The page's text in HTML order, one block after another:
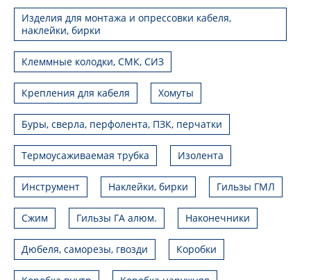
Изделия для монтажа и опрессовки кабеля,
наклейки, бирки
Клеммные колодки, СМК, СИЗ
Крепления для кабеля Хомуты
Буры, сверла, перфолента, ПЗК, перчатки
Термоусаживаемая трубка Изолента
Инструмент Наклейки, бирки Гильзы ГМЛ
Сжим Гильзы ГА алюм. Наконечники
Дюбеля, саморезы, гвозди Коробки